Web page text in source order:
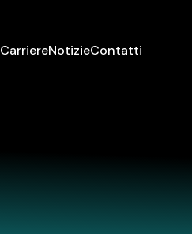
CarriereNotizieContatti